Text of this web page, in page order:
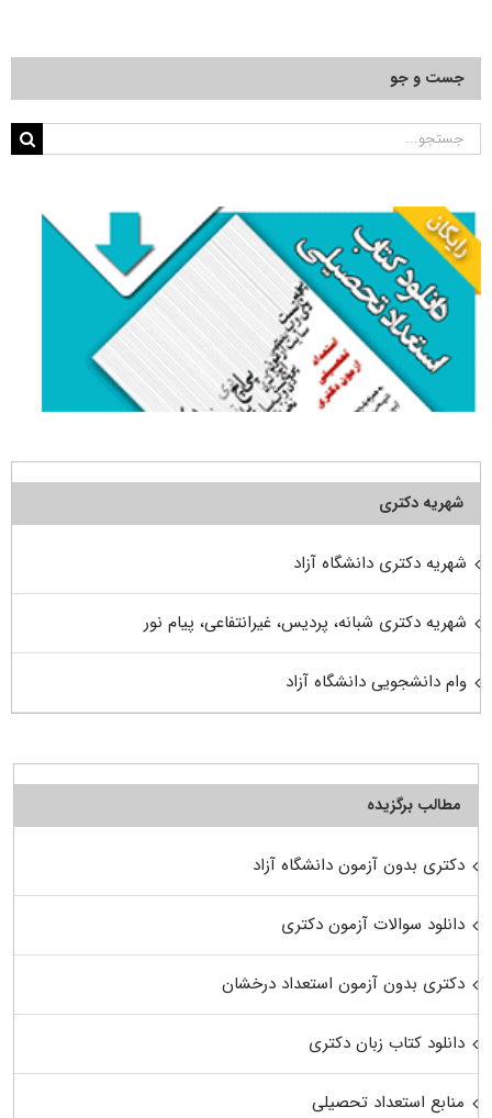
جست و جو
جستجو
شهریه دکتری
شهریه دکتری دانشگاه آزاد
شهریه دکتری شبانه، پردیس، غیرانتفاعی، پیام نور
وام دانشجویی دانشگاه آزاد
مطالب برگزیده
دکتری بدون آزمون دانشگاه آزاد
دانلود سوالات آزمون دکتری
دکتری بدون آزمون استعداد درخشان
دانلود کتاب زبان دکتری
منابع استعداد تحصیلی